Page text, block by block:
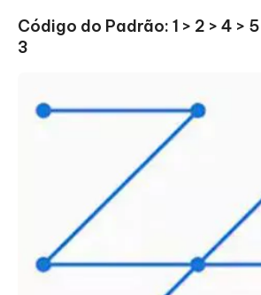
Código do Padrão: 1 > 2 > 4 > 5
3